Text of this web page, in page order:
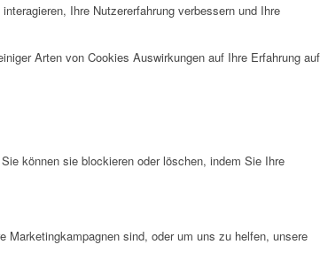
Ihre Nutzererfahrung verbessern und Ihre
Arten von Cookies Auswirkungen auf Ihre Erfahrung auf
können sie blockieren oder löschen, indem Sie Ihre
Marketingkampagnen sind, oder um uns zu helfen, unsere